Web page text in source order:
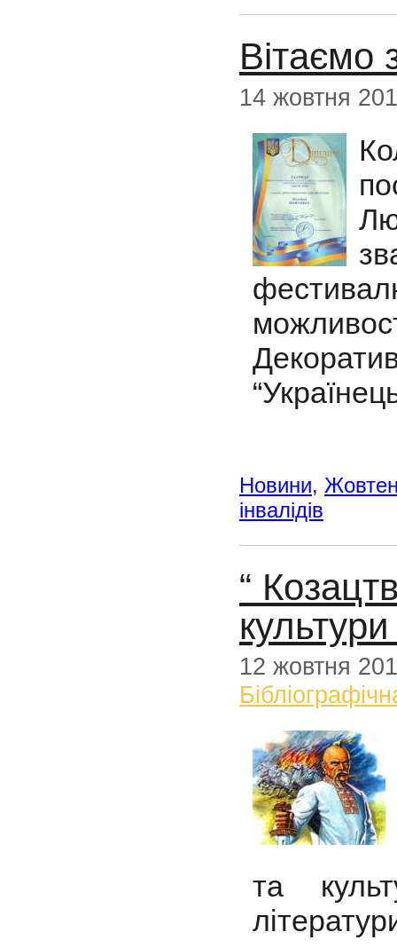
Вітаємо
14 жовтня
Новини,
інвалідів
“
культури
12 жовтня
та